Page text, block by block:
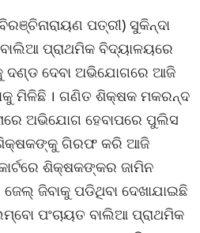
ପତ୍ରୀ) ସୁକିନ୍ଦା
ପ୍ରାଥମିକ ବିଦ୍ୟାଳୟରେ
ଦଣ୍ଡ ଦେବା ଅଭିଯୋଗରେ ଆଜି
ମିଳିଛି । ଗଣିତ ଶିକ୍ଷକ ମକରନ୍ଦ
ଅଭିଯୋଗ ହେବାପରେ ପୁଲିସ
ଗିରଫ କରି ଆଜି
ଶିକ୍ଷକଙ୍କର ଜାମିନ
ଜେଲ୍ ଜିବାକୁ ପଡିଥିବା ଦେଖାଯାଇଛି
ପଂଚାୟତ ବାଲିଆ ପ୍ରାଥମିକ